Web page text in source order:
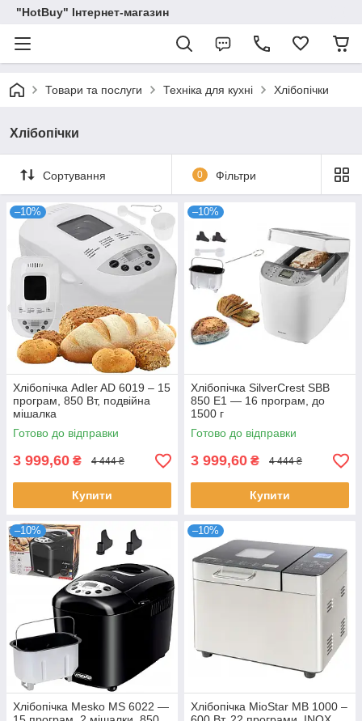
"HotBuy" Інтернет-магазин
Товари та послуги Техніка для кухні Хлібопічки
Хлібопічки
Сортування 0 Фільтри
–10%
Хлібопічка Adler AD 6019 – 15
програм, 850 Вт, подвійна
мішалка
Готово до відправки
3 999,60 ₴ 4 444 ₴
Купити
–10%
Хлібопічка SilverCrest SBB
850 E1 — 16 програм, до
1500 г
Готово до відправки
3 999,60 ₴ 4 444 ₴
Купити
–10%
Хлібопічка Mesko MS 6022 —
–10%
Хлібопічка MioStar MB 1000 –